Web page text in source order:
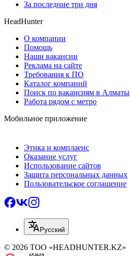
За последние три дня
HeadHunter
О компании
Помощь
Наши вакансии
Реклама на сайте
Требования к ПО
Каталог компаний
Поиск по вакансиям в Алматы
Работа рядом с метро
Мобильное приложение
Этика и комплаенс
Оказание услуг
Использование сайтов
Защита персональных данных
Пользовательское соглашение
Русский
© 2026 ТОО «HEADHUNTER.KZ»